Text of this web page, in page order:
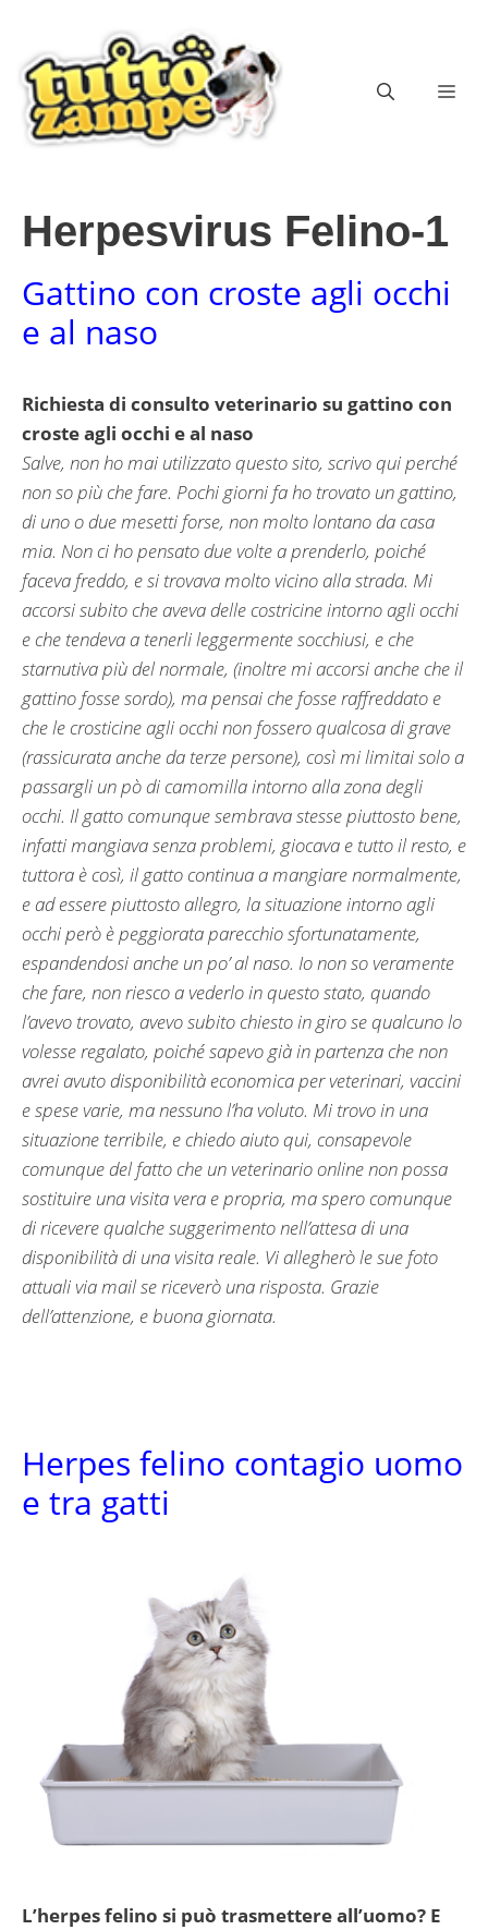
contenuto
Herpesvirus Felino-1
Gattino con croste agli occhi
e al naso
Richiesta di consulto veterinario su gattino con
croste agli occhi e al naso
Salve, non ho mai utilizzato questo sito, scrivo qui perché
non so più che fare. Pochi giorni fa ho trovato un gattino,
di uno o due mesetti forse, non molto lontano da casa
mia. Non ci ho pensato due volte a prenderlo, poiché
faceva freddo, e si trovava molto vicino alla strada. Mi
accorsi subito che aveva delle costricine intorno agli occhi
e che tendeva a tenerli leggermente socchiusi, e che
starnutiva più del normale, (inoltre mi accorsi anche che il
gattino fosse sordo), ma pensai che fosse raffreddato e
che le crosticine agli occhi non fossero qualcosa di grave
(rassicurata anche da terze persone), così mi limitai solo a
passargli un pò di camomilla intorno alla zona degli
occhi. Il gatto comunque sembrava stesse piuttosto bene,
infatti mangiava senza problemi, giocava e tutto il resto, e
tuttora è così, il gatto continua a mangiare normalmente,
e ad essere piuttosto allegro, la situazione intorno agli
occhi però è peggiorata parecchio sfortunatamente,
espandendosi anche un po’ al naso. Io non so veramente
che fare, non riesco a vederlo in questo stato, quando
l’avevo trovato, avevo subito chiesto in giro se qualcuno lo
volesse regalato, poiché sapevo già in partenza che non
avrei avuto disponibilità economica per veterinari, vaccini
e spese varie, ma nessuno l’ha voluto. Mi trovo in una
situazione terribile, e chiedo aiuto qui, consapevole
comunque del fatto che un veterinario online non possa
sostituire una visita vera e propria, ma spero comunque
di ricevere qualche suggerimento nell’attesa di una
disponibilità di una visita reale. Vi allegherò le sue foto
attuali via mail se riceverò una risposta. Grazie
dell’attenzione, e buona giornata.
Herpes felino contagio uomo
e tra gatti
L’herpes felino si può trasmettere all’uomo? E